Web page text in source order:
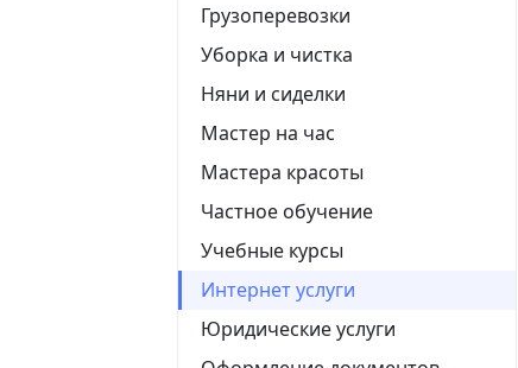
Грузоперевозки
Уборка и чистка
Няни и сиделки
Мастер на час
Мастера красоты
Частное обучение
Учебные курсы
Интернет услуги
Юридические услуги